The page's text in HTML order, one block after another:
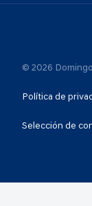
© 2026
Política de
Selección de